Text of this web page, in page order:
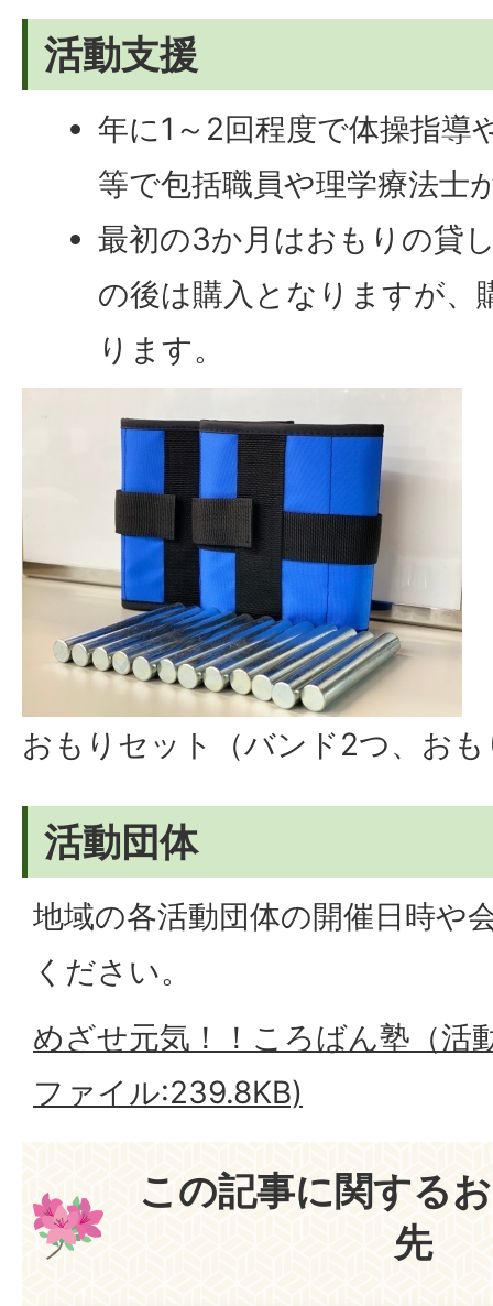
活動支援
年に1～2回程度で体操指導
等で包括職員や理学療法士
最初の3か月はおもりの貸
の後は購入となりますが、
ります。
おもりセット（バンド2つ、おも
活動団体
地域の各活動団体の開催日時や
ください。
めざせ元気！！ころばん塾（活
ファイル:239.8KB)
この記事に関する
先